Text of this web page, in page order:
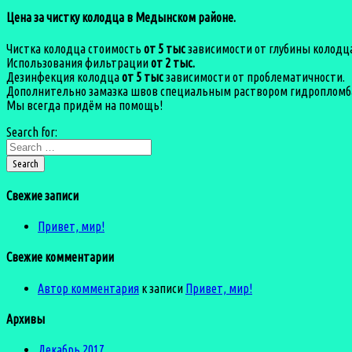
Цена за чистку колодца в Медынском районе.
Чистка колодца стоимость от 5 тысзависимости от глубины
Использования фильтрацииот 2 тыс.
Дезинфекция колодцаот 5 тысзависимости от проблематичности.
Дополнительно замазка швов специальным раствором
Мы всегда придём на помощь!
Search for:
Search
Свежие записи
Привет, мир!
Свежие комментарии
Автор комментария к записи Привет, мир!
Архивы